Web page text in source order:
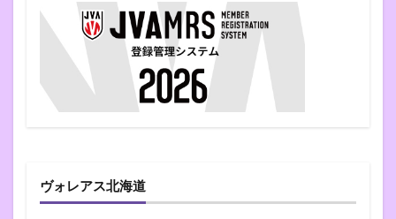
ヴォレアス北海道